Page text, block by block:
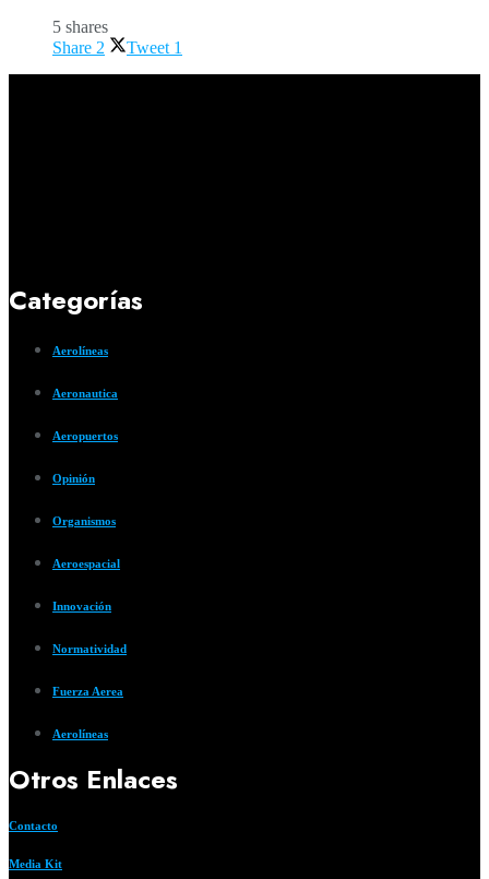
5 shares
Share 2 Tweet 1
Categorías
Aerolíneas
Aeronautica
Aeropuertos
Opinión
Organismos
Aeroespacial
Innovación
Normatividad
Fuerza Aerea
Aerolíneas
Otros Enlaces
Contacto
Media Kit